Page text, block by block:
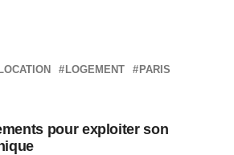
LOCATION LOGEMENT
PARIS
pour exploiter son